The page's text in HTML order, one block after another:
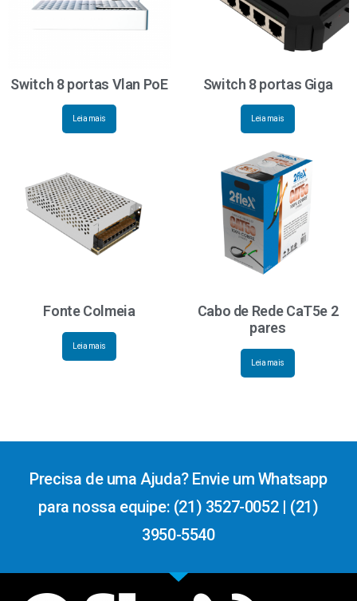
Switch 8 portas Vlan PoE
Leia mais
Switch 8 portas Giga
Leia mais
Fonte Colmeia
Leia mais
Cabo de Rede CaT5e 2
pares
Leia mais
Precisa de uma Ajuda? Envie um Whatsapp
para nossa equipe: (21) 3527-0052 | (21)
3950-5540